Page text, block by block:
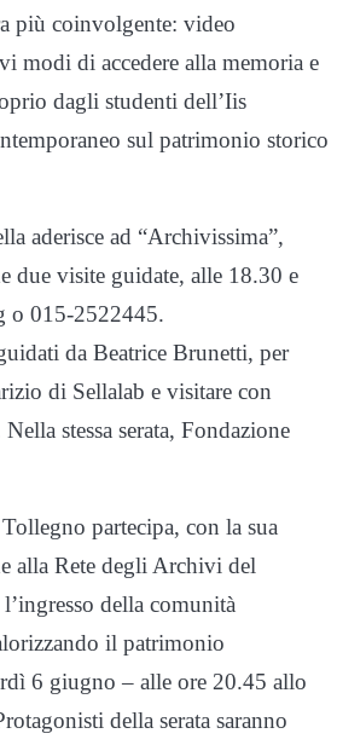
più coinvolgente: video
di accedere alla memoria e
dagli studenti dell’Iis
sul patrimonio storico
aderisce ad “Archivissima”,
due visite guidate, alle 18.30 e
o 015-2522445.
da Beatrice Brunetti, per
di Sellalab e visitare con
stessa serata, Fondazione
partecipa, con la sua
alla Rete degli Archivi del
della comunità
il patrimonio
6 giugno – alle ore 20.45 allo
della serata saranno